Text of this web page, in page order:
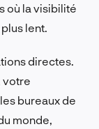
où la visibilité
lent.
directes.
votre
bureaux de
monde,